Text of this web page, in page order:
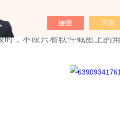
样不可忽视。德优特品牌
承载重达150g的样品，还
时，不应只看软件截图上的